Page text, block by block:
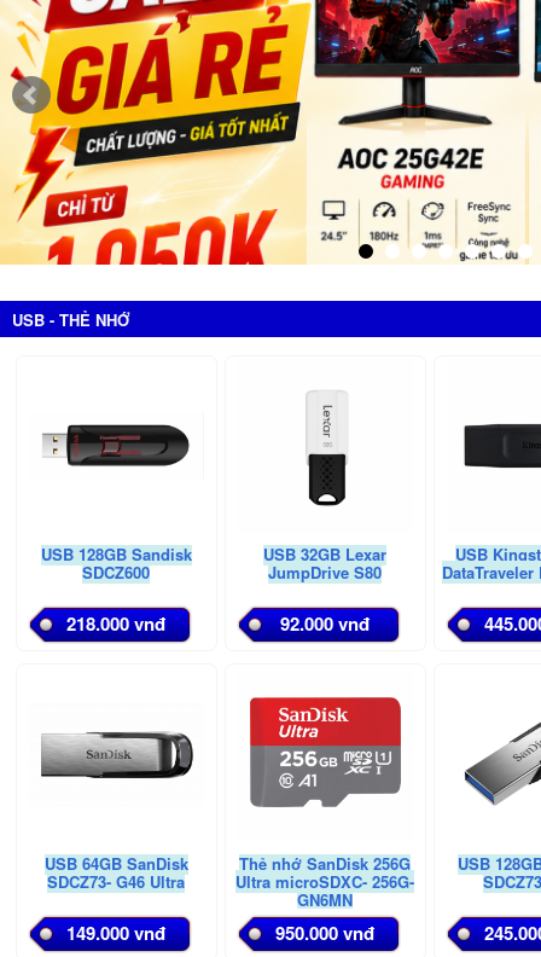
USB - THẺ NHỚ
USB 128GB Sandisk
SDCZ600
218.000 vnđ
USB 32GB Lexar
JumpDrive S80
92.000 vnđ
USB
USB 64GB SanDisk
SDCZ73- G46 Ultra
149.000 vnđ
Thẻ nhớ SanDisk 256G
Ultra microSDXC- 256G-
GN6MN
950.000 vnđ
USB